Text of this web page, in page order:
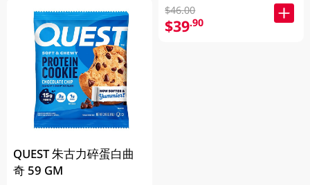
QUEST 朱古力碎蛋白曲
奇 59 GM
$46.00
$39.90